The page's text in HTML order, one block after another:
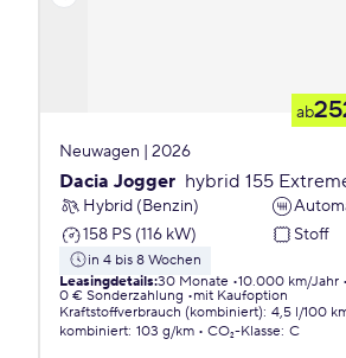
ab
Neuwagen | 2026
Dacia Jogger hybrid 155
Hybrid (Benzin)
158 PS (116 kW)
Stoff
in 4 bis 8 Wochen
Leasingdetails:30 Monate 10.000 km/Jahr
0 € Sonderzahlung
mit Kaufoption
Kraftstoffverbrauch (kombiniert): 4,5 l/100
kombiniert: 103 g/km CO₂-Klasse: C